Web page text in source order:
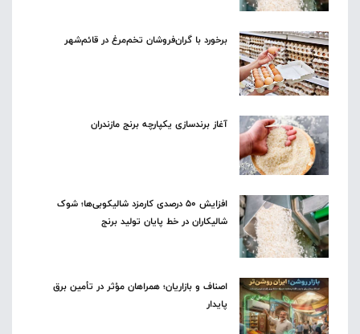
برخورد با گران‌فروشان تخم‌مرغ در قائم‌شهر
آغاز برندسازی یکپارچه برنج مازندران
افزایش ۵۰ درصدی کارمزد شالیکوبی‌ها؛ شوک
شالیکاران در خط پایان تولید برنج
اصناف و بازاریان؛ همراهان مؤثر در تأمین برق
پایدار